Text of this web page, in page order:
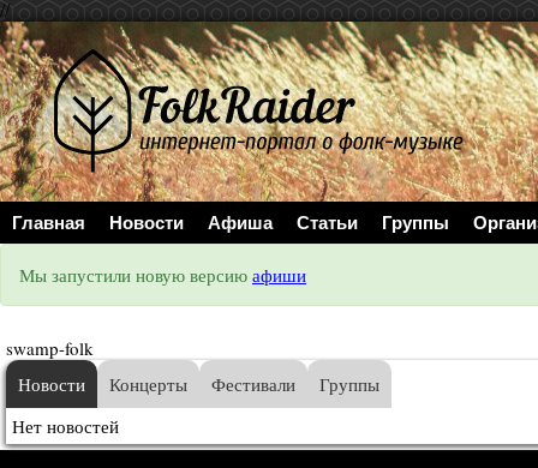
//
Главная Новости Афиша Статьи Группы
Мы запустили новую версию афиши
swamp-folk
Новости
Концерты Фестивали
Группы
Нет новостей